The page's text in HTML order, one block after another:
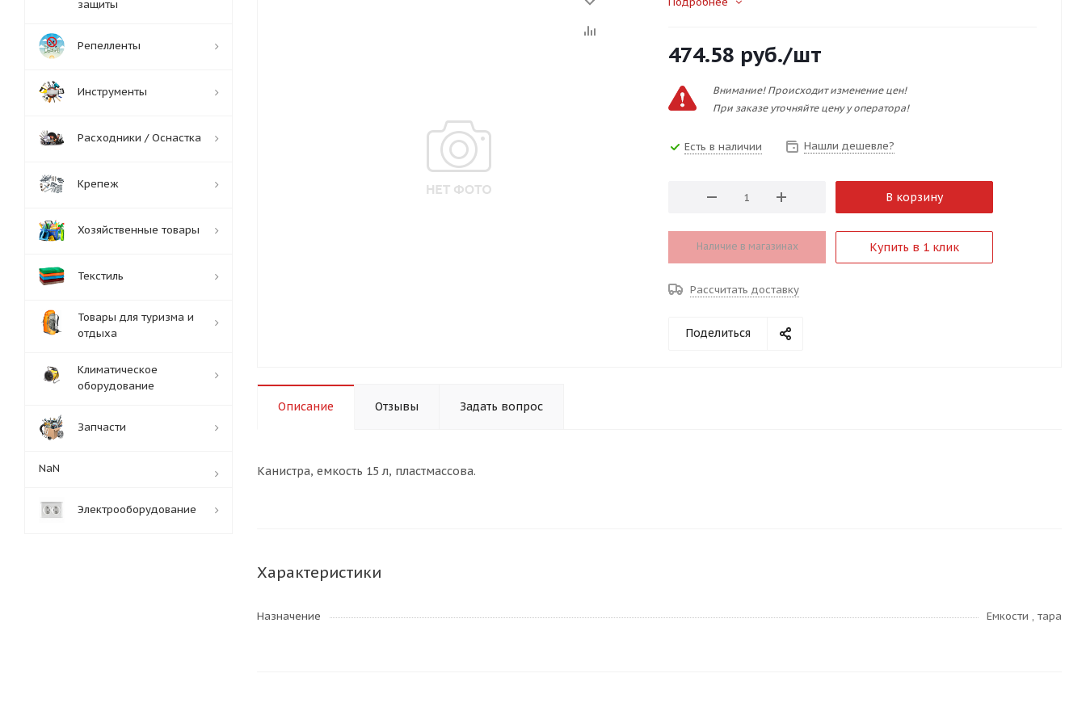
474.58 руб./шт
Внимание! Происходит изменение цен!
При заказе уточняйте цену у оператора!
Есть в наличии Нашли дешевле?
В корзину
Наличие в магазинах Купить в 1 клик
Рассчитать доставку
Поделиться
Описание Отзывы Задать вопрос
Канистра, емкость 15 л, пластмассова.
Характеристики
Назначение Емкости , тара
защиты
Репелленты
Инструменты
Расходники / Оснастка
Крепеж
Хозяйственные товары
Текстиль
Товары для туризма и
отдыха
Климатическое
оборудование
Запчасти
NaN
Электрооборудование